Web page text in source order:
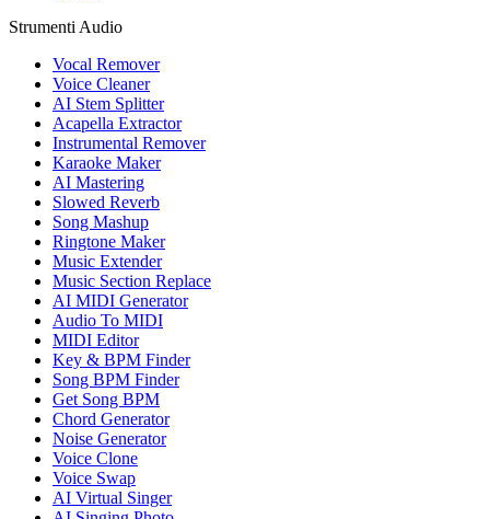
Strumenti Audio
Vocal Remover
Voice Cleaner
AI Stem Splitter
Acapella Extractor
Instrumental Remover
Karaoke Maker
AI Mastering
Slowed Reverb
Song Mashup
Ringtone Maker
Music Extender
Music Section Replace
AI MIDI Generator
Audio To MIDI
MIDI Editor
Key & BPM Finder
Song BPM Finder
Get Song BPM
Chord Generator
Noise Generator
Voice Clone
Voice Swap
AI Virtual Singer